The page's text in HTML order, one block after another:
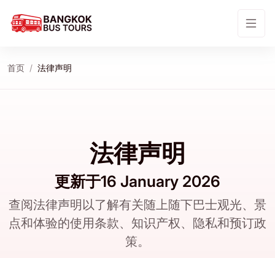
首页 法律声明
法律声明
更新于16 January 2026
查阅法律声明以了解有关随上随下巴士观光、景
点和体验的使用条款、知识产权、隐私和预订政
策。